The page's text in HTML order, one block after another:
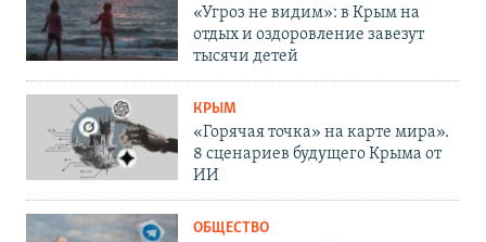
«Угроз не видим»: в Крым на
отдых и оздоровление завезут
тысячи детей
КРЫМ
«Горячая точка» на карте мира».
8 сценариев будущего Крыма от
ИИ
ОБЩЕСТВО